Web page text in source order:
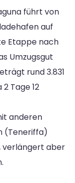
führt von
auf
Etappe nach
Umzugsgut
rund 3.831
Tage 12
anderen
(Teneriffa)
verlängert aber